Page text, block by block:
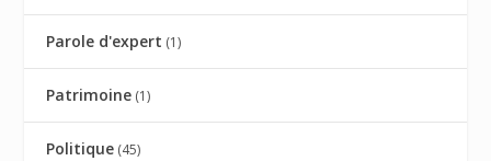
Parole d'expert (1)
Patrimoine (1)
Politique (45)